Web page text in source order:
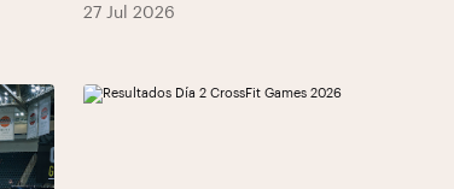
27 Jul 2026